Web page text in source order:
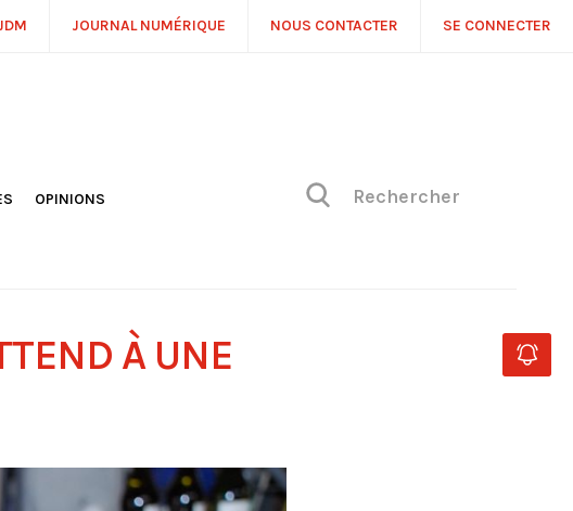
JOURNAL NUMÉRIQUE NOUS CONTACTER SE CONNECTER
OPINIONS
À UNE